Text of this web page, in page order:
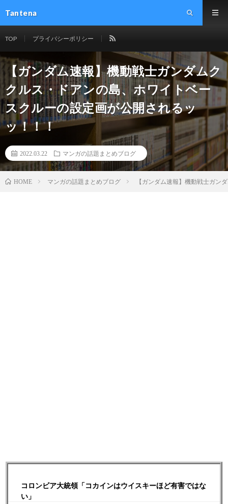
Tantena
TOP プライバシーポリシー
【ガンダム速報】機動戦士ガンダムク
クルス・ドアンの島、ホワイトベー
スクルーの設定画が公開されるッ
ッ！！！
2022.03.22 マンガの話題まとめブログ
HOME マンガの話題まとめブログ 【ガンダム速報】機動戦士ガン
コロンビア大統領「コカインはウイスキーほど有害ではな
い」